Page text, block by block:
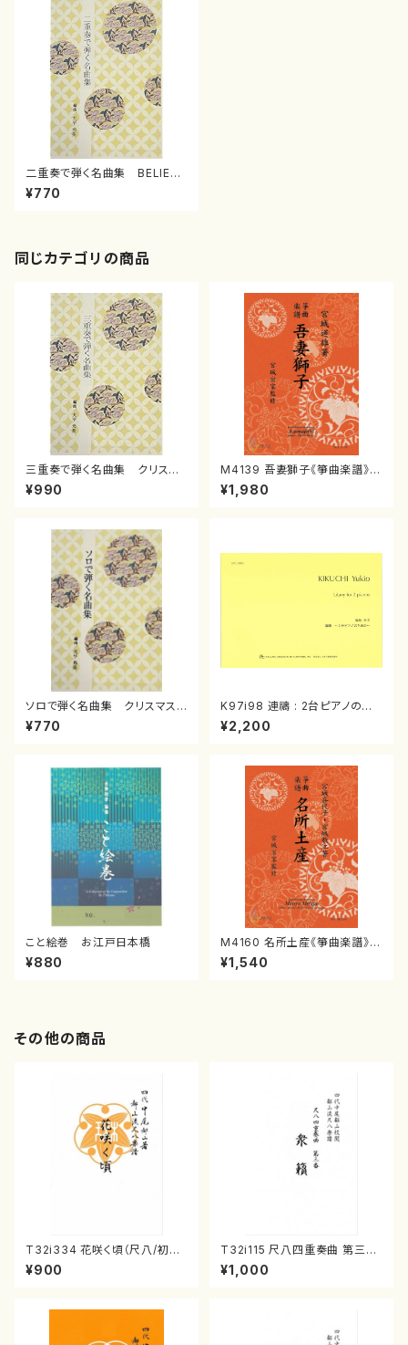
二重奏で弾く名曲集 BELIEVE
( ビリーヴ ） （五
線譜付） ( 箏2/大平光美 編
¥770
同じカテゴリの商品
三重奏で弾く名曲集 クリスマ
スメドレー( 箏2/大平光美 編
曲/楽譜）
¥990
M4139 吾妻獅子《箏曲楽譜》
（箏/宮城道雄著・宮城宗家監修/
箏曲古典楽譜）
¥1,980
ソロで弾く名曲集 クリスマス・
イブ／恋人がサンタクロース(
箏独奏 /大平光美 編曲/楽
¥770
K97i98 連禱 : 2台ピアノのた
めの（2 Pianos / 菊池 幸夫 /
楽譜）
¥2,200
こと絵巻 お江戸日本橋
¥880
M4160 名所土産《箏曲楽譜》
（箏/宮城喜代子・宮城数江著・
宮城宗家監修/箏曲古典楽譜）
¥1,540
その他の商品
T32i334 花咲く頃（尺八/初代
山川園松/楽譜）都山流公刊楽譜
曲番:2037
¥900
T32i115 尺八四重奏曲 第三番
衆籟（尺八/初代 山本邦山/尺
八/都山式譜）都山流公刊楽譜曲
¥1,000